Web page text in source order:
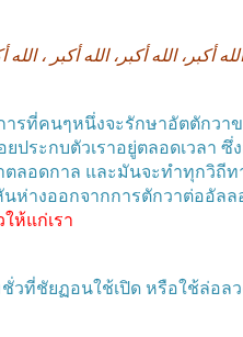
الله أكبر، الله أكبر، الله أكبر ، الله
ารที่คนๆหนึ่งจะรักษาอัตตักวา
ประกบตัวเราอยู่ตลอดเวลา ซึ่
ตลอดกาล และมันจะทำทุกวิถีท
ห่างออกจากการตักวาต่ออัลล
ห้แก่เรา
วที่ชัยฏอนใช้เปิดหรือใช้ล่อล